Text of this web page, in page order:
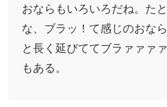
おならもいろいろだね。た
な、ブラッ！て感じのおな
と長く延びててブラァァァ
もある。